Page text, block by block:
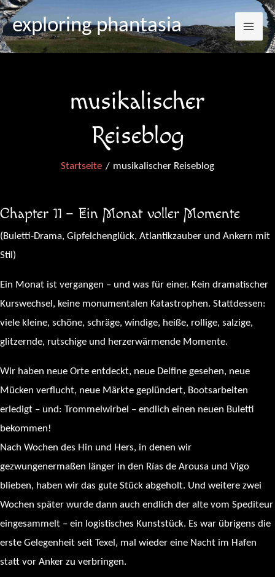
Zum
Inhalt
springen
exploring phantasia
musikalischer
Reiseblog
Startseite musikalischer Reiseblog
Chapter 11 – Ein Monat voller Momente
(Buletti-Drama, Gipfelchenglück, Atlantikzauber und Ankern mit
Stil)
Ein Monat ist vergangen – und was für einer. Kein dramatischer
Kurswechsel, keine monumentalen Katastrophen. Stattdessen:
viele kleine, schöne, schräge, windige, heiße, rollige, salzige,
glitzernde, rutschige und herzerwärmende Momente.
Wir haben neue Orte entdeckt, neue Delfine gesehen, neue
Mücken verflucht, neue Märkte geplündert, Bootsarbeiten
erledigt – und: Trommelwirbel – endlich einen neuen Buletti
bekommen!
Nach Wochen des Hin und Hers, in denen wir
gezwungenermaßen länger in den Rías de Arousa und Vigo
blieben, haben wir das gute Stück abgeholt. Und weitere zwei
Wochen später wurde dann auch endlich der alte vom Spediteur
eingesammelt – ein logistisches Kunststück. Es war übrigens die
erste Gelegenheit seit Texel, mal wieder eine Nacht im Hafen
statt vor Anker zu verbringen.